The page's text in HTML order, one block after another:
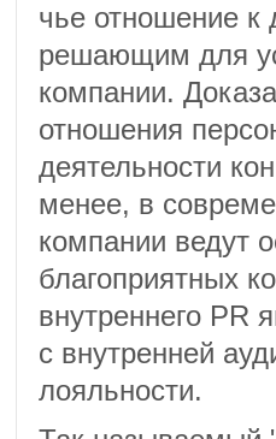
чье отношение к
решающим для
компании.
отношения
деятельности
менее, в
компании ведут
благоприятных
внутреннего PR
с внутренней
лояльности.